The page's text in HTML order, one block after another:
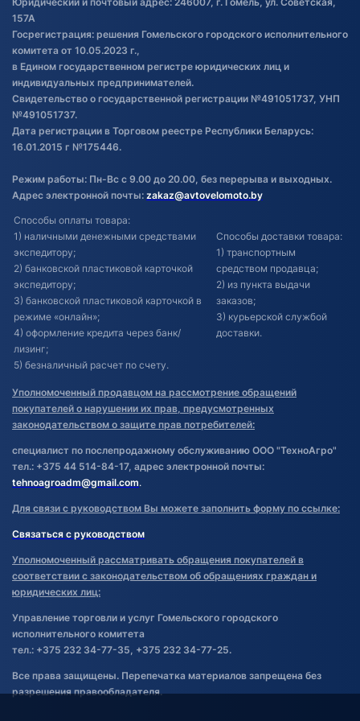
Постановка транспорта на учет
Обновления в ЭПТС 2024
157А
Госрегистрация: решения Гомельского городского исполнительного
комитета от 10.05.2023 г.,
в Едином государственном регистре юридических лиц и
индивидуальных предпринимателей.
Свидетельство о государственной регистрации №491051737, УНП
№491051737.
Дата регистрации в Торговом реестре Республики Беларусь:
16.01.2015 г №175446.
Режим работы: Пн-Вс с 9.00 до 20.00, без перерыва и выходных.
Адрес электронной почты: zakaz@avtovelomoto.by
Способы оплаты товара:
1) наличными денежными средствами
экспедитору;
2) банковской пластиковой карточкой
экспедитору;
3) банковской пластиковой карточкой в
режиме «онлайн»;
4) оформление кредита через банк/
лизинг;
5) безналичный расчет по счету.
Способы доставки товара:
1) транспортным
средством продавца;
2) из пункта выдачи
заказов;
3) курьерской службой
доставки.
Уполномоченный продавцом на рассмотрение обращений
покупателей о нарушении их прав, предусмотренных
законодательством о защите прав потребителей:
специалист по послепродажному обслуживанию ООО "ТехноАгро"
тел.: +375 44 514-84-17, адрес электронной почты:
tehnoagroadm@gmail.com.
Для связи с руководством Вы можете заполнить форму по ссылке:
Связаться с руководством
Уполномоченный рассматривать обращения покупателей в
соответствии с законодательством об обращениях граждан и
юридических лиц:
Управление торговли и услуг Гомельского городского
исполнительного комитета
тел.: +375 232 34-77-35, +375 232 34-77-25.
Все права защищены. Перепечатка материалов запрещена без
разрешения правообладателя.